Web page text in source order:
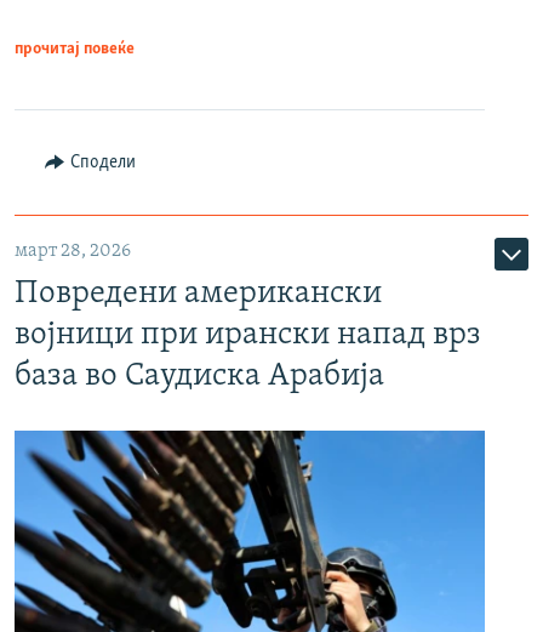
прочитај повеќе
Сподели
март 28, 2026
Повредени американски
војници при ирански напад врз
база во Саудиска Арабија